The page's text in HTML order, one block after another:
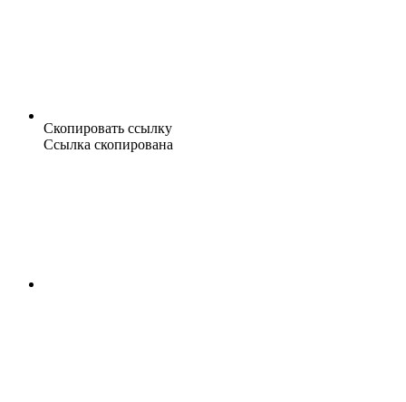
Скопировать ссылку
Ссылка скопирована